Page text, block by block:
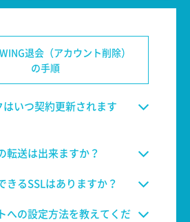
退会（アカウント削除）
の手順
いつ契約更新されます
転送は出来ますか？
きるSSLはありますか？
への設定方法を教えてくだ